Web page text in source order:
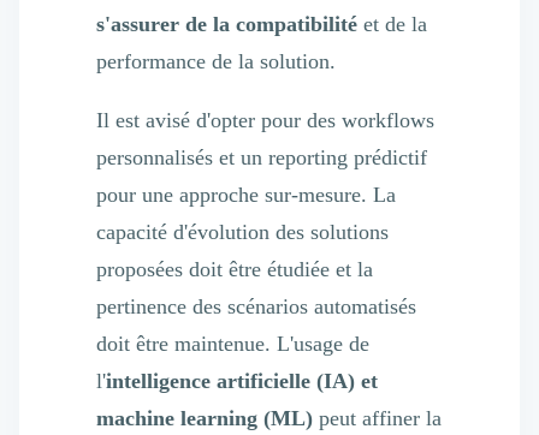
s'assurer de la compatibilité et de la
performance de la solution.
Il est avisé d'opter pour des workflows
personnalisés et un reporting prédictif
pour une approche sur-mesure. La
capacité d'évolution des solutions
proposées doit être étudiée et la
pertinence des scénarios automatisés
doit être maintenue. L'usage de
l'intelligence artificielle (IA) et
machine learning (ML) peut affiner la